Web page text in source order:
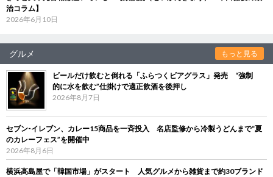
治コラム】
2026年6月10日
グルメ もっと見る
ビールだけ飲むと倒れる「ふらつくビアグラス」発売 “強制
的に水を飲む”仕掛けで適正飲酒を後押し
2026年8月7日
セブン‐イレブン、カレー15商品を一斉投入 名店監修から冷製うどんまで“夏
のカレーフェス”を開催中
2026年8月6日
横浜高島屋で「韓国市場」がスタート 人気グルメから雑貨まで約30ブランド